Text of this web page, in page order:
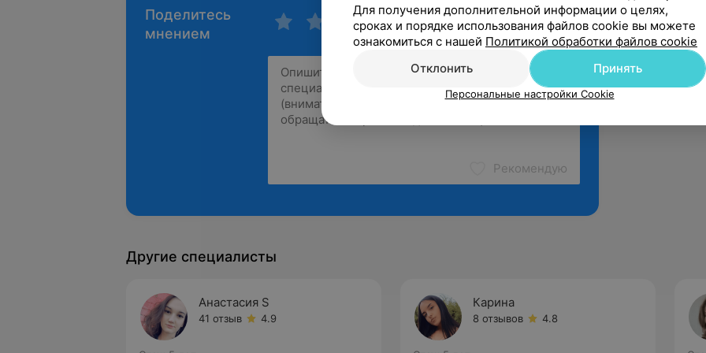
Поделитесь
мнением
Рекомендую
Другие специалисты
Анастасия S
41 отзыв 4.9
Карина
8 отзывов 4.8
Для получения дополнительной информации о целях,
сроках и порядке использования файлов cookie вы можете
ознакомиться с нашей Политикой обработки файлов cookie
Отклонить
Принять
Персональные настройки Cookie